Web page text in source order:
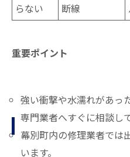
らない
断線
重要ポイント
強い衝撃や水濡れがあっ
専門業者へすぐに相談し
幕別町内の修理業者では
います。